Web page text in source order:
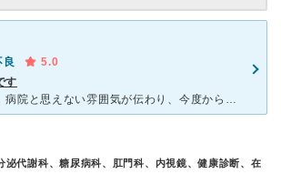
良
5.0
す
内覧会に行った時、病院と思えない雰囲気が伝わり、今度からは、当院をかかりつけ医にしたいと思いました。 医師2人やスタッフのみなさんは、優しく親切です。 2診体制なのでわりと早く診察を受けれ
泌代謝科、糖尿病科、肛門科、内視鏡、健康診断、在